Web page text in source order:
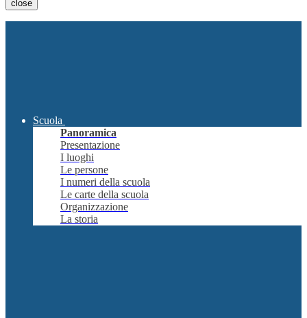
close
Scuola
Panoramica
Presentazione
I luoghi
Le persone
I numeri della scuola
Le carte della scuola
Organizzazione
La storia